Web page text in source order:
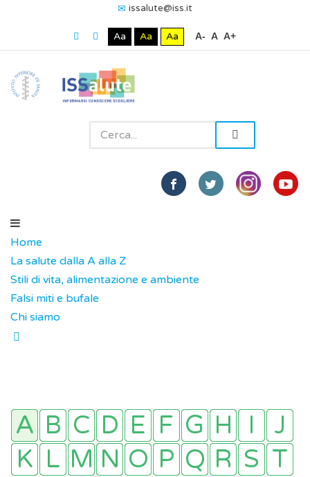
issalute@iss.it
Aa Aa Aa A- A A+
Home
La salute dalla A alla Z
Stili di vita, alimentazione e ambiente
Falsi miti e bufale
Chi siamo